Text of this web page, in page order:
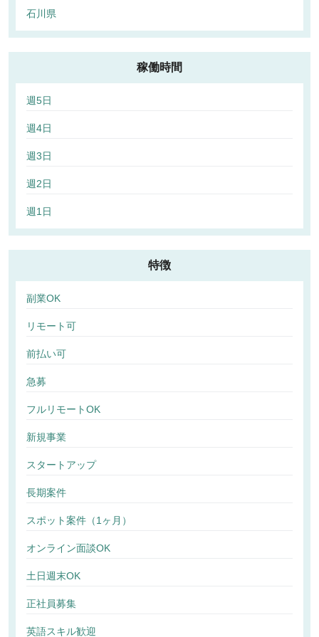
石川県
稼働時間
週5日
週4日
週3日
週2日
週1日
特徴
副業OK
リモート可
前払い可
急募
フルリモートOK
新規事業
スタートアップ
長期案件
スポット案件（1ヶ月）
オンライン面談OK
土日週末OK
正社員募集
英語スキル歓迎